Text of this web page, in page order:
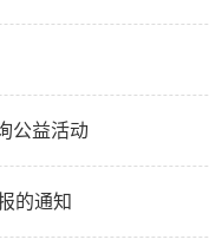
公益活动
的通知